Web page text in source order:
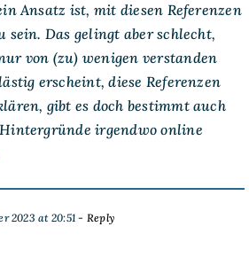
Ansatz ist, mit diesen Referenzen
Das gelingt aber schlecht,
von (zu) wenigen verstanden
erscheint, diese Referenzen
gibt es doch bestimmt auch
irgendwo online
2023 at 20:51 - Reply